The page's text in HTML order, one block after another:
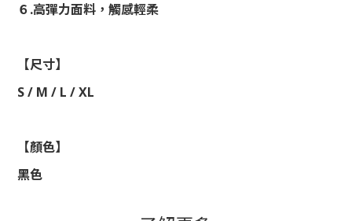
６.高彈力面料，觸感輕柔
【尺寸】
S / M / L / XL
【顏色】
黑色